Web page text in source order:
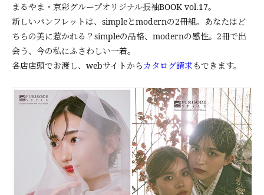
まるやま・京彩グループオリジナル振袖BOOK vol.17。
新しいパンフレットは、simpleとmodernの2冊組。あなたはど
ちらの美に惹かれる？simpleの品格、modernの感性。2冊で出
会う、今の私にふさわしい一着。
各店店頭でお渡し、webサイトからカタログ請求 もできます。